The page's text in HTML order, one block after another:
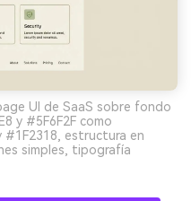
UI de SaaS sobre fondo
y #5F6F2F como
#1F2318, estructura en
simples, tipografía